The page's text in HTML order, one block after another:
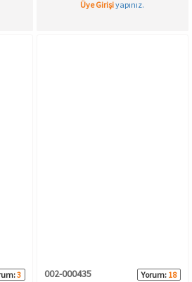
Üye Girişiyapınız.
3 002-000435 Yorum: 18